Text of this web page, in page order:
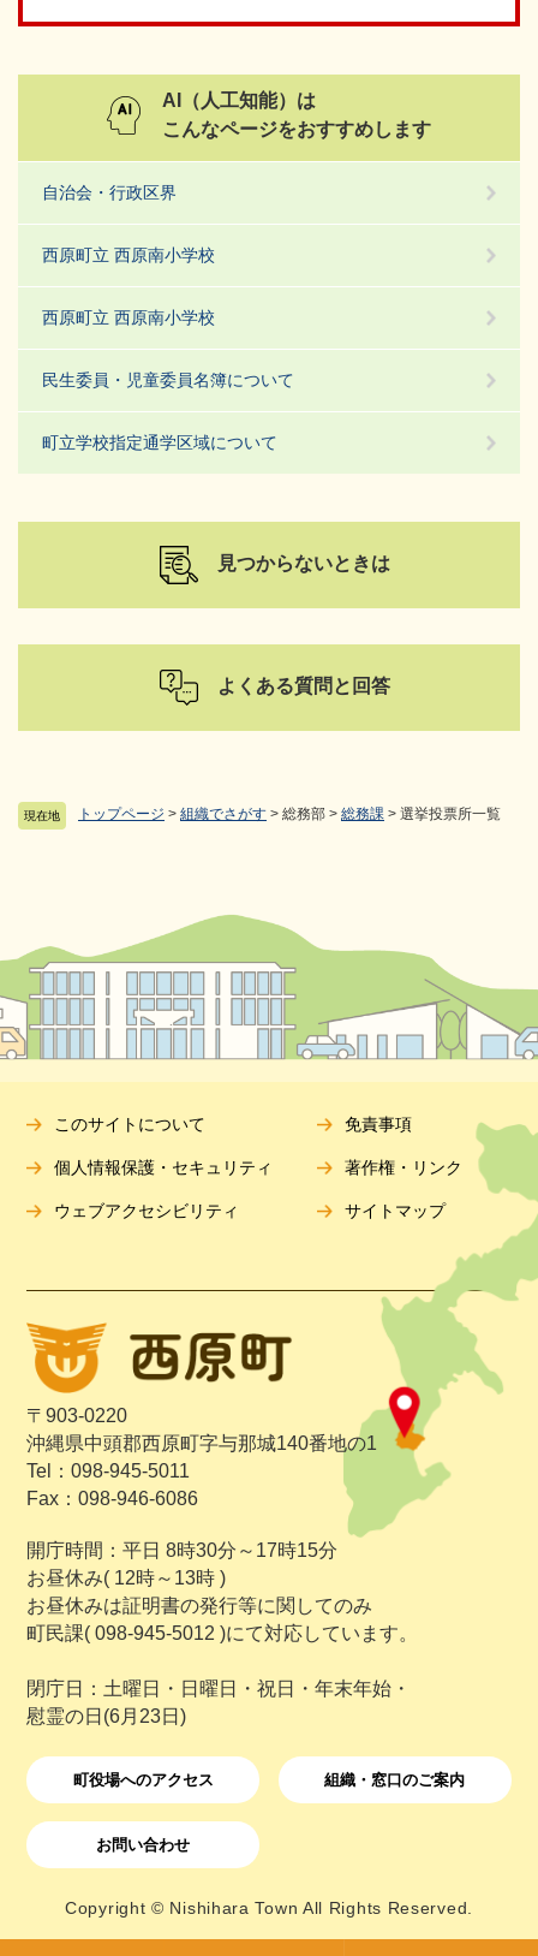
現在地 トップページ > 組織でさがす > 総務部 > 総務課 > 選挙投票所一覧
AI（人工知能）は
こんなページをおすすめします
自治会・行政区界
西原町立 西原南小学校
西原町立 西原南小学校
民生委員・児童委員名簿について
町立学校指定通学区域について
見つからないときは
よくある質問と回答
〒903-0220
沖縄県中頭郡西原町字与那城140番地の1
Tel：098-945-5011
Fax：098-946-6086
開庁時間：平日 8時30分～17時15分
お昼休み( 12時～13時 )
お昼休みは証明書の発行等に関してのみ
町民課( 098-945-5012 )にて対応しています。
閉庁日：土曜日・日曜日・祝日・年末年始・
慰霊の日(6月23日)
町役場へのアクセス 組織・窓口のご案内
お問い合わせ
このサイトについて 免責事項
個人情報保護・セキュリティ 著作権・リンク
ウェブアクセシビリティ サイトマップ
Copyright © Nishihara Town All Rights Reserved.